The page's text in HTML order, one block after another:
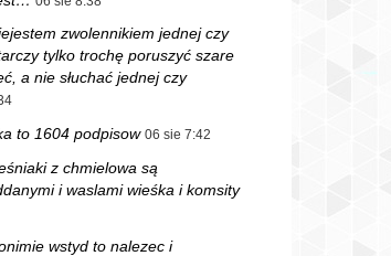
zwolennikiem jednej czy
tylko trochę poruszyć szare
a nie słuchać jednej czy
to 1604 podpisow 06 sie 7:42
z chmielowa są
i waslami wieśka i komsity
wstyd to nalezec i